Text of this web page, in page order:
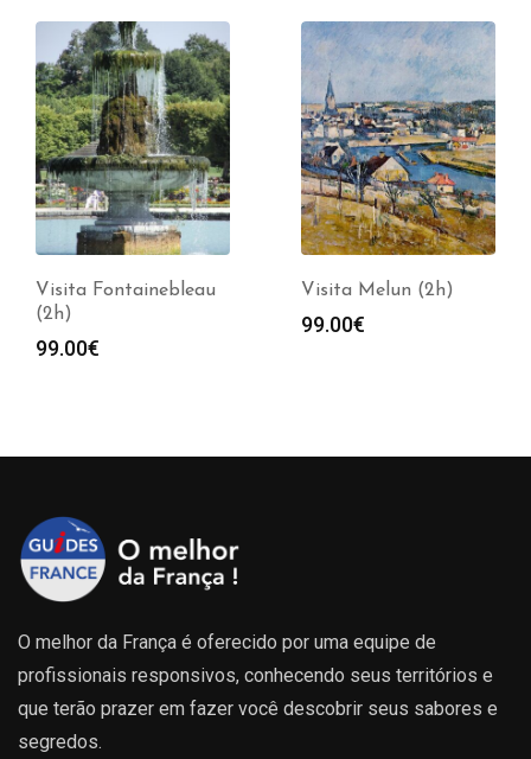
Visita Fontainebleau
(2h)
99.00€
Visita Melun (2h)
99.00€
O melhor da França é oferecido por uma equipe de
profissionais responsivos, conhecendo seus territórios e
que terão prazer em fazer você descobrir seus sabores e
segredos.